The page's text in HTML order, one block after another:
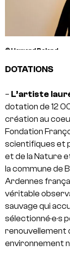
© Howard Boland
DOTATIONS
– L’artiste
dotation de 12
création au
Fondation
scientifiques et
et de la Nature
la commune de
Ardennes
véritable
sauvage qui
sélectionné·e·s
renouvellement
environnement